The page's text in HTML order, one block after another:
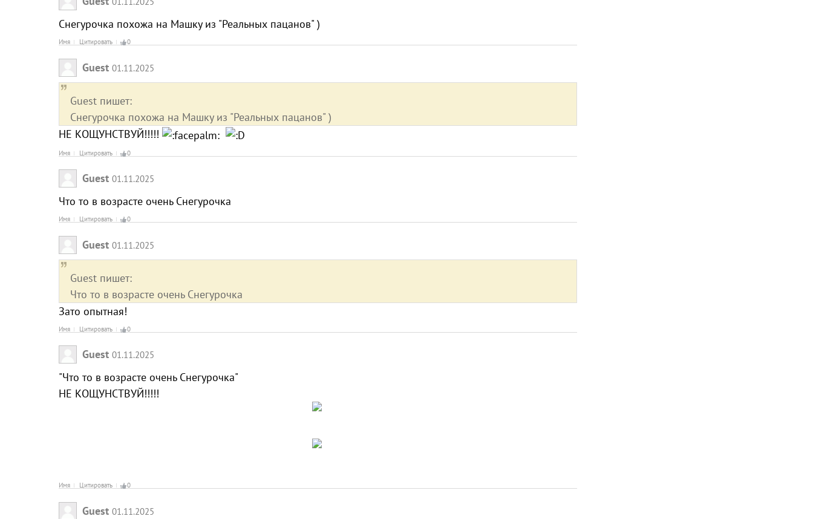
Снегурочка похожа на Машку из "Реальных пацанов" )
Имя Цитировать 0
Guest 01.11.2025
Guest пишет:
Снегурочка похожа на Машку из "Реальных пацанов" )
НЕ КОЩУНСТВУЙ!!!!!
Имя Цитировать 0
Guest 01.11.2025
Что то в возрасте очень Снегурочка
Имя Цитировать 0
Guest 01.11.2025
Guest пишет:
Что то в возрасте очень Снегурочка
Зато опытная!
Имя Цитировать 0
Guest 01.11.2025
"Что то в возрасте очень Снегурочка"
НЕ КОЩУНСТВУЙ!!!!!
Имя Цитировать 0
Guest 01.11.2025